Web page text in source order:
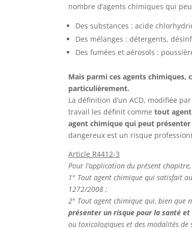
nombre d’agents chimiques qui
Des substances : acide
Des mélanges : détergents,
Des fumées et aérosols :
Mais parmi ces agents chimiques,
particulièrement.
La définition d’un ACD, modifiée
travail les définit commetout
agent chimique qui peut
dangereux est un risque
Article R4412-3
Pour l’application du présent
1° Tout agent chimique qui satisfait
1272/2008 ;
2° Tout agent chimique qui, bien que
présenter un risque pour la santé
ou toxicologiques et des modalités